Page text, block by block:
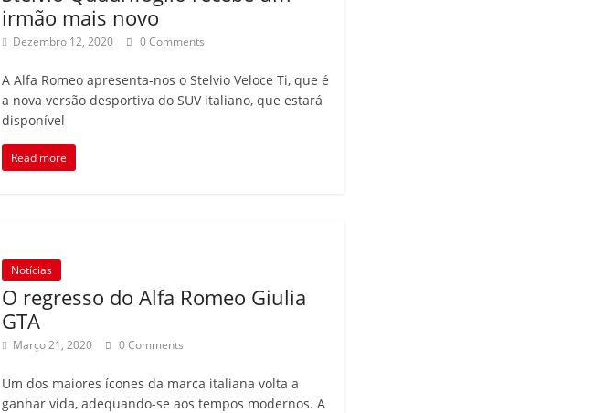
irmão mais novo
Dezembro 12, 2020 0 Comments
A Alfa Romeo apresenta-nos o Stelvio Veloce Ti, que é
a nova versão desportiva do SUV italiano, que estará
disponível
Read more
Notícias
O regresso do Alfa Romeo Giulia
GTA
Março 21, 2020 0 Comments
Um dos maiores ícones da marca italiana volta a
ganhar vida, adequando-se aos tempos modernos. A